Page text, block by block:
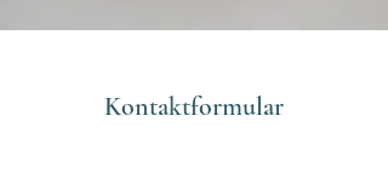
Kontaktformular